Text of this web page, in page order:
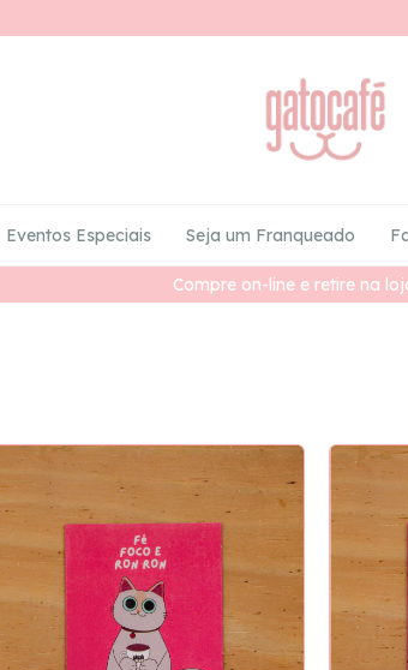
Compre on-line e retire na
Eventos Especiais Seja um Franqueado